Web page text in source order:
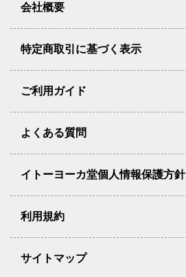
会社概要
特定商取引に基づく表示
ご利用ガイド
よくある質問
イトーヨーカ堂個人情報保護方針
利用規約
サイトマップ